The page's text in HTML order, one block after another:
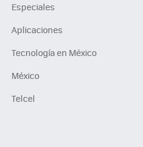
Especiales
Aplicaciones
Tecnología en México
México
Telcel